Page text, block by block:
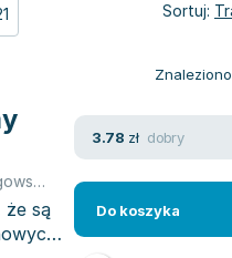
Sortuj:
,Dorota
że są
3.78 zł dobry
Do koszyka